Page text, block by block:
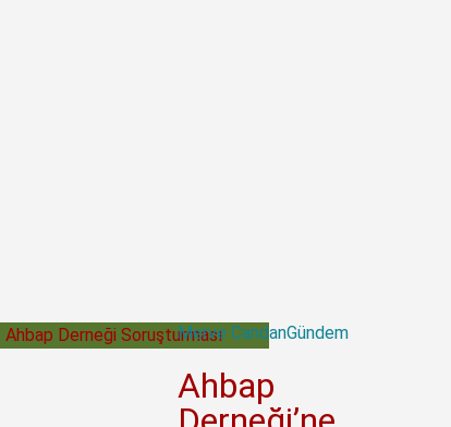
Merve CandanGündem
Ahbap